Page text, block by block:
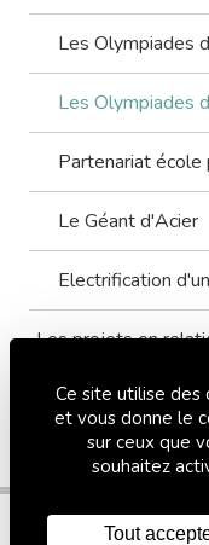
Les Olympiades
Les Olympiades
Partenariat
Le Géant d'Acier
Electrification
Les projets en
Les projets
Ce site utilise des
et vous donne le
sur ceux que
souhaitez
Tout